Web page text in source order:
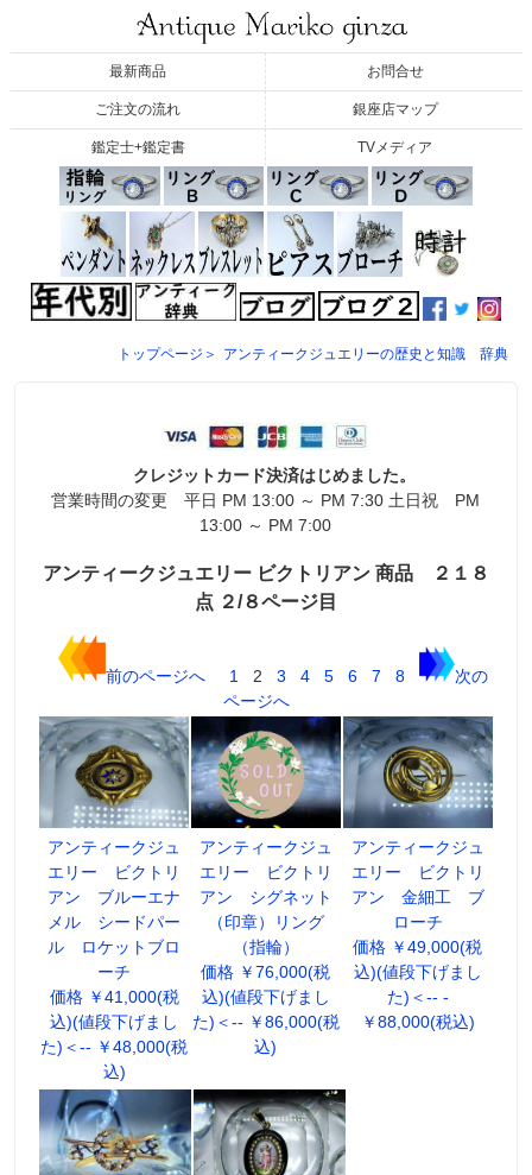
最新商品 お問合せ
ご注文の流れ 銀座店マップ
鑑定士+鑑定書 TVメディア
トップページ＞ アンティークジュエリーの歴史と知識 辞典
クレジットカード決済はじめました。
営業時間の変更 平日 PM 13:00 ～ PM 7:30 土日祝 PM
13:00 ～ PM 7:00
アンティークジュエリー ビクトリアン 商品 ２１８
点 ２/８ページ目
前のページへ 1 2 3 4 5 6 7 8
次の
ページへ
アンティークジュ
エリー ビクトリ
アン ブルーエナ
メル シードパー
ル ロケットブロ
ーチ
価格 ￥41,000(税
込)(値段下げまし
た)＜-- ￥48,000(税
込)
アンティークジュ
エリー ビクトリ
アン シグネット
（印章）リング
（指輪）
価格 ￥76,000(税
込)(値段下げまし
た)＜-- ￥86,000(税
込)
アンティークジュ
エリー ビクトリ
アン 金細工 ブ
ローチ
価格 ￥49,000(税
込)(値段下げまし
た)＜-- -
￥88,000(税込)